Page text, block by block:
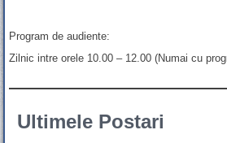
Program de audiente:
Zilnic intre orele 10.00 – 12.00 (Numai cu
Ultimele Postari